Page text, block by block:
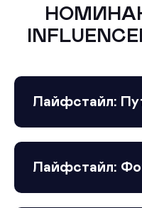
Лайфстайл:
Лайфстайл: